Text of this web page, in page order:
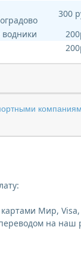
300
Мир,
на наш